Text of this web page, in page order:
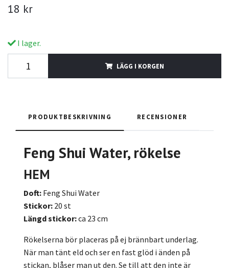
18 kr
I lager.
LÄGG I KORGEN
PRODUKTBESKRIVNING RECENSIONER
Feng Shui Water, rökelse
HEM
Doft: Feng Shui Water
Stickor: 20 st
Längd stickor:ca 23 cm
Rökelserna bör placeras på ej brännbart underlag.
När man tänt eld och ser en fast glöd i änden på
stickan, blåser man ut den. Se till att den inte är